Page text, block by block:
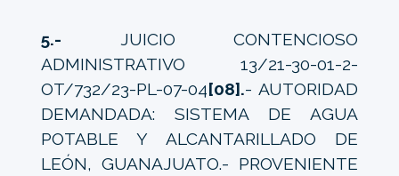
5.- JUICIO CONTENCIOSO
ADMINISTRATIVO 13/21-30-01-2-
OT/732/23-PL-07-04[08].- AUTORIDAD
DEMANDADA: SISTEMA DE AGUA
POTABLE Y ALCANTARILLADO DE
LEÓN, GUANAJUATO.- PROVENIENTE